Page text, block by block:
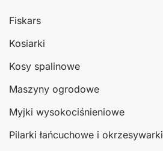
Fiskars
Kosiarki
Kosy spalinowe
Maszyny ogrodowe
Myjki wysokociśnieniowe
Pilarki łańcuchowe i okrzesywarki